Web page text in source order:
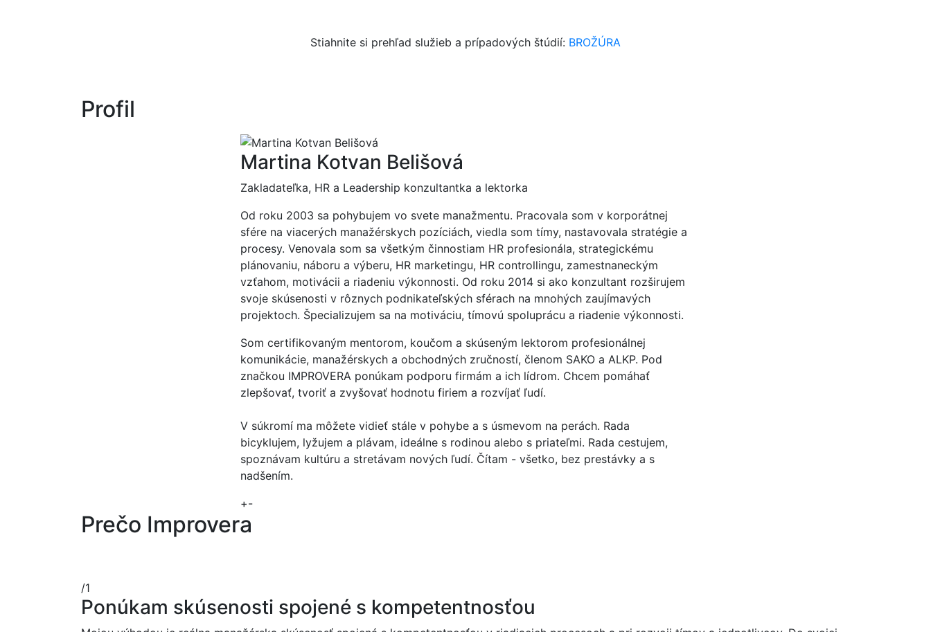
Stiahnite si prehľad služieb a prípadových štúdií: BROŽÚRA
Profil
Martina Kotvan Belišová
Zakladateľka, HR a Leadership konzultantka a lektorka
Od roku 2003 sa pohybujem vo svete manažmentu. Pracovala som v korporátnej
sfére na viacerých manažérskych pozíciách, viedla som tímy, nastavovala stratégie a
procesy. Venovala som sa všetkým činnostiam HR profesionála, strategickému
plánovaniu, náboru a výberu, HR marketingu, HR controllingu, zamestnaneckým
vzťahom, motivácii a riadeniu výkonnosti. Od roku 2014 si ako konzultant rozširujem
svoje skúsenosti v rôznych podnikateľských sférach na mnohých zaujímavých
projektoch. Špecializujem sa na motiváciu, tímovú spoluprácu a riadenie výkonnosti.
Som certifikovaným mentorom, koučom a skúseným lektorom profesionálnej
komunikácie, manažérskych a obchodných zručností, členom SAKO a ALKP. Pod
značkou IMPROVERA ponúkam podporu firmám a ich lídrom. Chcem pomáhať
zlepšovať, tvoriť a zvyšovať hodnotu firiem a rozvíjať ľudí.
V súkromí ma môžete vidieť stále v pohybe a s úsmevom na perách. Rada
bicyklujem, lyžujem a plávam, ideálne s rodinou alebo s priateľmi. Rada cestujem,
spoznávam kultúru a stretávam nových ľudí. Čítam - všetko, bez prestávky a s
nadšením.
+-
Prečo Improvera
/1
Ponúkam skúsenosti spojené s kompetentnosťou